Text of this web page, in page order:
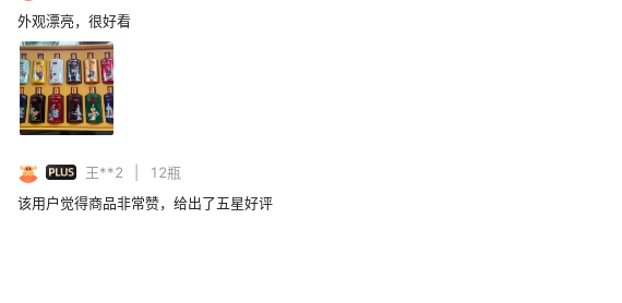
外观漂亮，很好看
PLUS 王**2 12瓶
该用户觉得商品非常赞，给出了五星好评